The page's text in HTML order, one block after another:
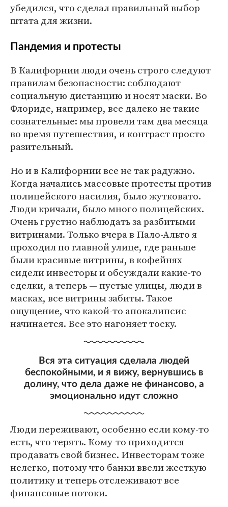
убедился, что сделал правильный выбор
штата для жизни.
Пандемия и протесты
В Калифорнии люди очень строго следуют
правилам безопасности: соблюдают
социальную дистанцию и носят маски. Во
Флориде, например, все далеко не такие
сознательные: мы провели там два месяца
во время путешествия, и контраст просто
разительный.
Но и в Калифорнии все не так радужно.
Когда начались массовые протесты против
полицейского насилия, было жутковато.
Люди кричали, было много полицейских.
Очень грустно наблюдать за разбитыми
витринами. Только вчера в Пало-Альто я
проходил по главной улице, где раньше
были красивые витрины, в кофейнях
сидели инвесторы и обсуждали какие-то
сделки, а теперь — пустые улицы, люди в
масках, все витрины забиты. Такое
ощущение, что какой-то апокалипсис
начинается. Все это нагоняет тоску.
Вся эта ситуация сделала людей
беспокойными, и я вижу, вернувшись в
долину, что дела даже не финансово, а
эмоционально идут сложно
Люди переживают, особенно если кому-то
есть, что терять. Кому-то приходится
продавать свой бизнес. Инвесторам тоже
нелегко, потому что банки ввели жесткую
политику и теперь отслеживают все
финансовые потоки.